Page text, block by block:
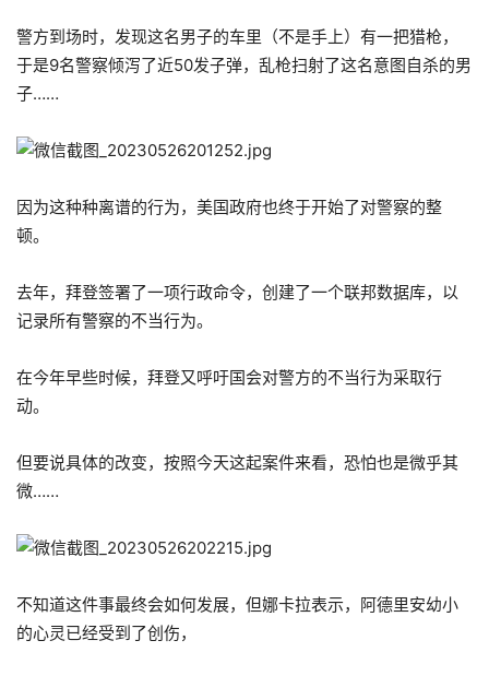
警方到场时，发现这名男子的车里（不是手上）有一把猎枪，
于是9名警察倾泻了近50发子弹，乱枪扫射了这名意图自杀的男
子……
因为这种种离谱的行为，美国政府也终于开始了对警察的整
顿。
去年，拜登签署了一项行政命令，创建了一个联邦数据库，以
记录所有警察的不当行为。
在今年早些时候，拜登又呼吁国会对警方的不当行为采取行
动。
但要说具体的改变，按照今天这起案件来看，恐怕也是微乎其
微……
不知道这件事最终会如何发展，但娜卡拉表示，阿德里安幼小
的心灵已经受到了创伤，